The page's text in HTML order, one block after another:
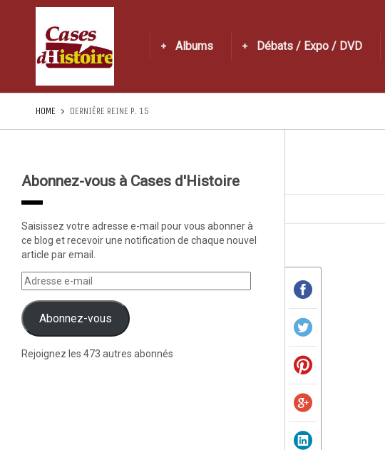
Albums Débats / Expo / DVD
HOME DERNIÈRE REINE P. 15
Abonnez-vous à Cases d'Histoire
Saisissez votre adresse e-mail pour vous abonner à
ce blog et recevoir une notification de chaque nouvel
article par email.
Abonnez-vous
Rejoignez les 473 autres abonnés